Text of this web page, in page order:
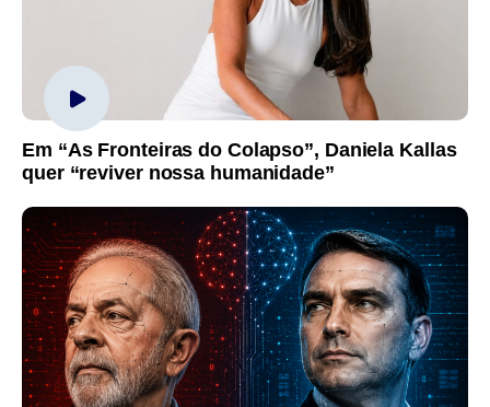
Em “As Fronteiras do Colapso”, Daniela Kallas
quer “reviver nossa humanidade”